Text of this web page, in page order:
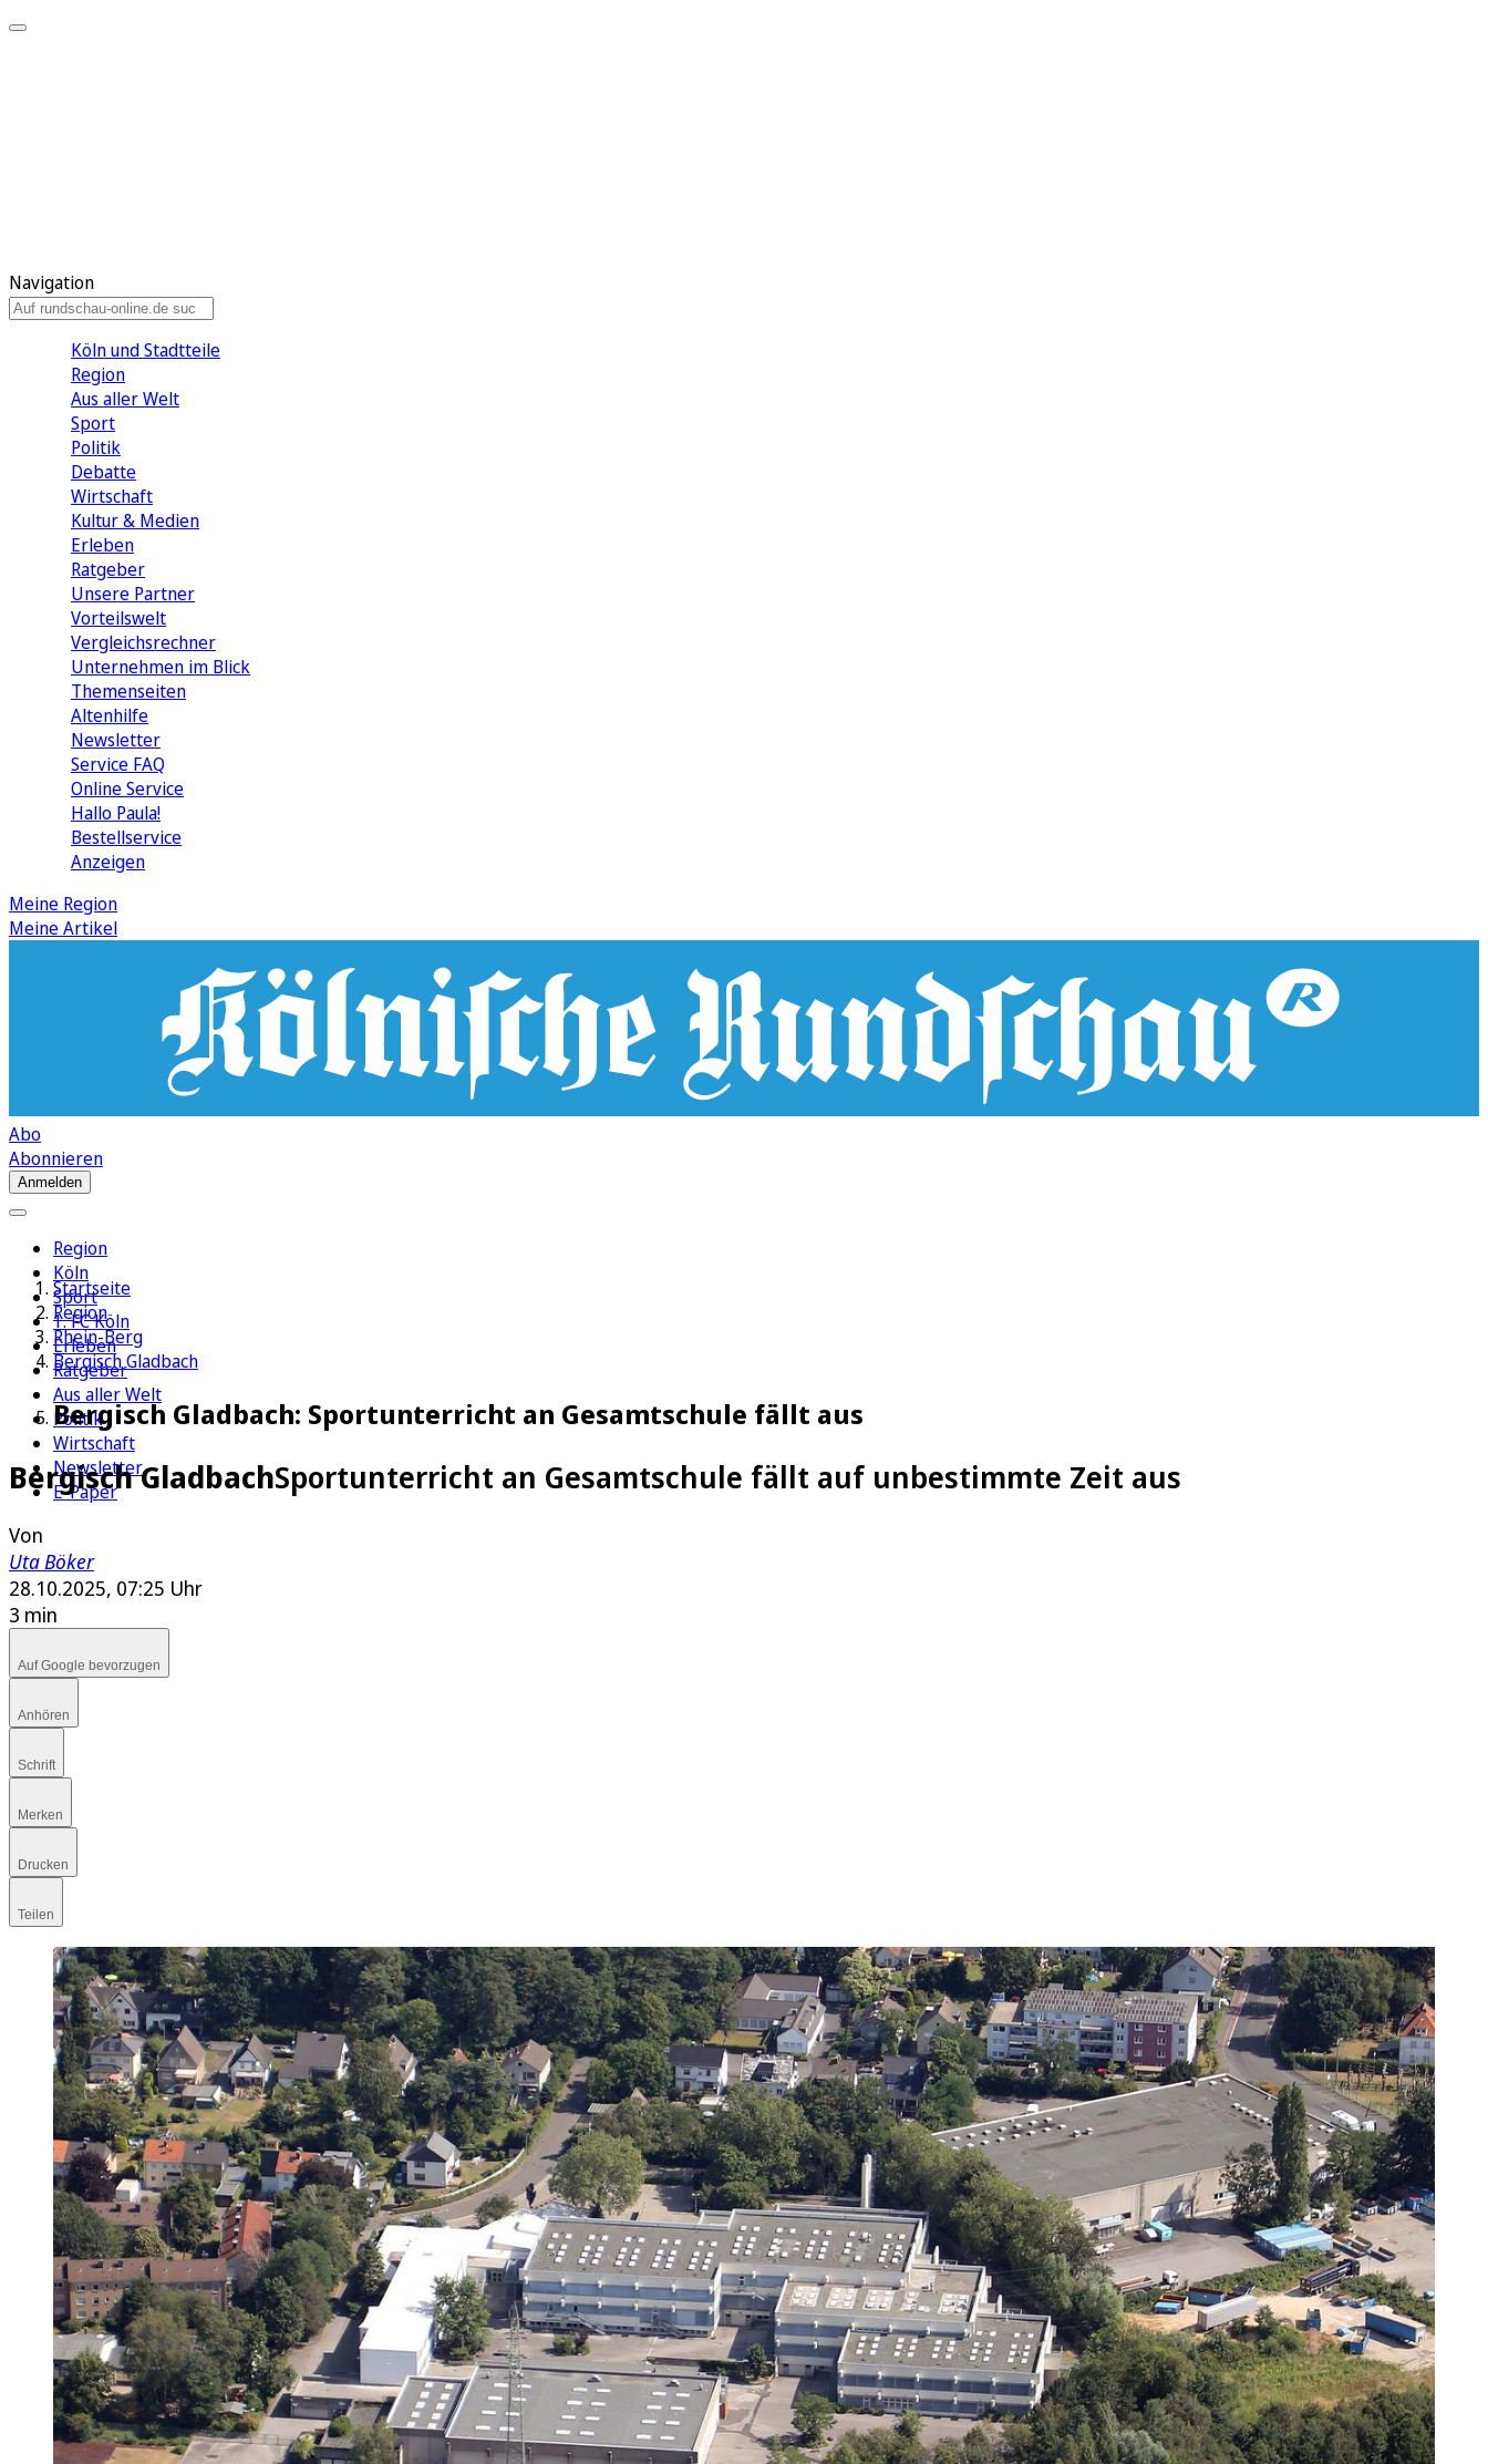
Navigation
Köln und Stadtteile
Region
Aus aller Welt
Sport
Politik
Debatte
Wirtschaft
Kultur & Medien
Erleben
Ratgeber
Unsere Partner
Vorteilswelt
Vergleichsrechner
Unternehmen im Blick
Themenseiten
Altenhilfe
Newsletter
Service FAQ
Online Service
Hallo Paula!
Bestellservice
Anzeigen
Meine Region
Meine Artikel
Abo
Abonnieren
Anmelden
Region
Köln
Sport
1. FC Köln
Erleben
Ratgeber
Aus aller Welt
Politik
Wirtschaft
Newsletter
E-Paper
Startseite
Region
Rhein-Berg
Bergisch Gladbach
Bergisch Gladbach: Sportunterricht an Gesamtschule fällt aus
Bergisch GladbachSportunterricht an Gesamtschule fällt auf unbestimmte Zeit aus
Von
Uta Böker
28.10.2025, 07:25 Uhr
3 min
Auf Google bevorzugen
Anhören
Schrift
Merken
Drucken
Teilen